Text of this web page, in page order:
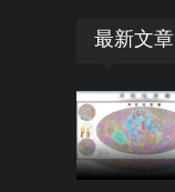
最新文章